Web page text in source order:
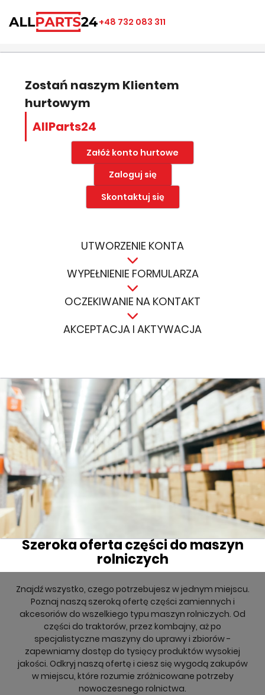
+48 732 083 311
Zostań naszym Klientem
hurtowym
AllParts24
Załóż konto hurtowe
Zaloguj się
Skontaktuj się
UTWORZENIE KONTA
WYPEŁNIENIE FORMULARZA
OCZEKIWANIE NA KONTAKT
AKCEPTACJA I AKTYWACJA
Szeroka oferta części do maszyn
rolniczych
Znajdź wszystko, czego potrzebujesz w jednym miejscu.
Poznaj naszą szeroką ofertę części zamiennych i
akcesoriów do wszelkiego typu maszyn rolniczych. Od
części do traktorów, przez kombajny, aż po
specjalistyczne maszyny do uprawy i zbiorów -
zapewniamy dostęp do tysięcy produktów wysokiej
jakości. Odkryj naszą ofertę i ciesz się wygodą zakupów
w miejscu, które rozumie zróżnicowane potrzeby
nowoczesnego rolnictwa.
((modalTitle))
((cancelText))
Utwórz listę ulubionych
Anuluj Zapisz
Zaloguj się
liście życzeń.
Anuluj Zaloguj się